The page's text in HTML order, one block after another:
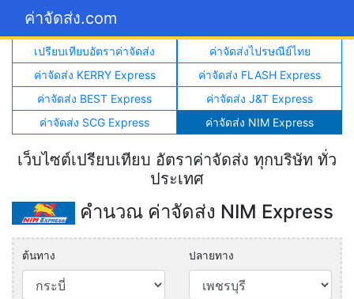
ค่าจัดส่ง.com
เปรียบเทียบอัตราค่าจัดส่ง
ค่าจัดส่งไปรษณีย์ไทย
ค่าจัดส่ง KERRY Express
ค่าจัดส่ง FLASH Express
ค่าจัดส่ง BEST Express
ค่าจัดส่ง J&T Express
ค่าจัดส่ง SCG Express
ค่าจัดส่ง NIM Express
เว็บไซต์เปรียบเทียบ อัตราค่าจัดส่ง ทุกบริษัท ทั่ว
ประเทศ
คำนวณ ค่าจัดส่ง NIM Express
ต้นทาง ปลายทาง